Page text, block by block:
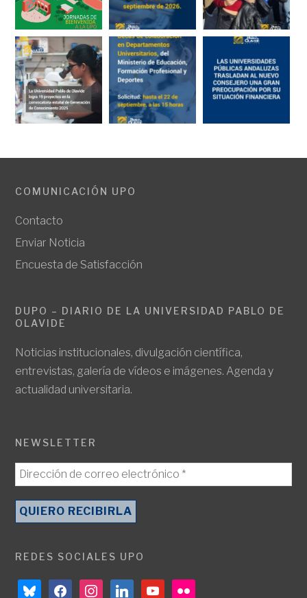
COMUNICACIÓN UPO
Contacto
Enviar Noticia
Encuesta de Satisfacción
DUPO – DIARIO DE LA UNIVERSIDAD PABLO DE
OLAVIDE
Noticias institucionales, divulgación científica,
entrevistas, galería de vídeos e imágenes. Agenda y
actualidad universitaria.
NEWSLETTER
REDES SOCIALES UPO
blueskyfacebookinstagramlinkedinyoutubeflickr